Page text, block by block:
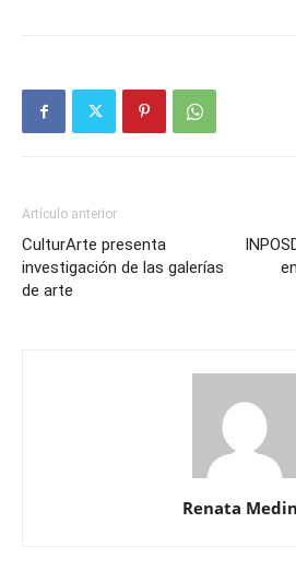
Artículo anterior
CulturArte presenta
investigación de las galerías
de arte
Renata